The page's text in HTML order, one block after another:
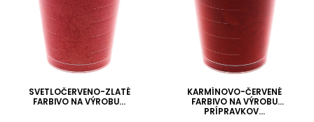
SVETLOČERVENO-ZLATÉ
FARBIVO NA VÝROBU...
KARMÍNOVO-ČERVENÉ
FARBIVO NA VÝROBU
PRÍPRAVKOV...